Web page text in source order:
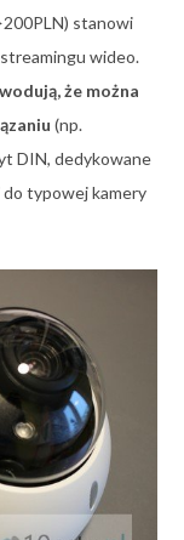
stanowi
wideo.
że można
(np.
DIN, dedykowane
typowej kamery